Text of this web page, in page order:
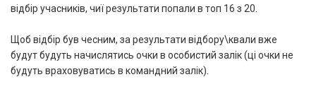
відбір учасників, чиї результати попали в топ 16 з 20.
Щоб відбір був чесним, за результати відбору\квали вже
будут будуть начислятись очки в особистий залік (ці очки не
будуть враховуватись в командний залік).